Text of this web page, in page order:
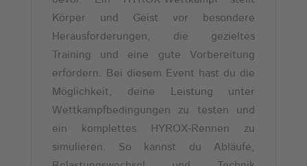
Körper und Geist vor besondere
Herausforderungen, die gezieltes
Training und eine gute Vorbereitung
erfordern. Bei diesem Event hast du die
Möglichkeit, deine Leistung unter
Wettkampfbedingungen zu testen und
ein komplettes HYROX-Rennen zu
simulieren. So kannst du Abläufe,